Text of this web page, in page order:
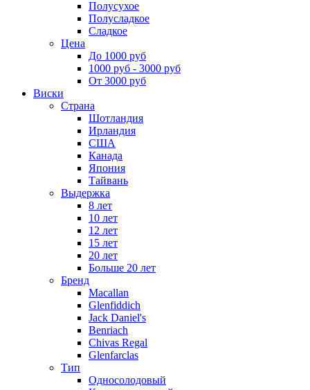
Полусухое
Полусладкое
Сладкое
Цена
До 1000 руб
1000 руб - 3000 руб
От 3000 руб
Виски
Страна
Шотландия
Ирландия
США
Канада
Япония
Тайвань
Выдержка
8 лет
10 лет
12 лет
15 лет
20 лет
Больше 20 лет
Бренд
Macallan
Glenfiddich
Jack Daniel's
Benriach
Chivas Regal
Glenfarclas
Тип
Односолодовый